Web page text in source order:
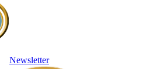
Newsletter